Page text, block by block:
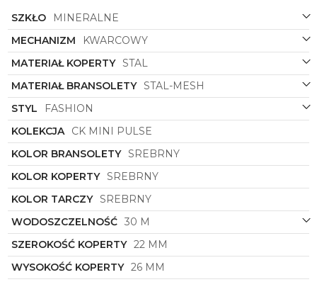
Koperta wykonana z wysokogatunkowej stali
szlachetnej gwarantuje nienaganny, surowy wygląd
oraz optymalne dopasowanie do codziennego
użytkowania. Chłodny, srebrny odcień dominujący w
strukturze obudowy tworzy harmonijną całość,
idealnie wpisując się w dynamiczny rytm dnia.
Wyrazistym elementem projektu jest bransoleta
typu mesh, wykonana z drobno plecionej stali.
Rozwiązanie to subtelnie łączy biżuteryjny
charakter z czystością formy, zapewniając
wyjątkowy komfort oraz idealne układanie się na
nadgarstku.
Unikalna, szeroka koperta o prostokątnym kształcie
wprowadza do projektu geometryczną
nowoczesność. W jej centralnej części osadzono
minimalistyczną, okrągłą tarczę z efektem szlifu
słonecznego w srebrnej tonacji, ozdobioną
subtelnym logo marki. Ten kontrast form nadaje
modelowiCalvin Klein 25100135
SZKŁO
MINERALNE
MECHANIZM
KWARCOWY
MATERIAŁ KOPERTY STAL
MATERIAŁ BRANSOLETY STAL-MESH
STYL
FASHION
KOLEKCJA CK MINI PULSE
KOLOR BRANSOLETY SREBRNY
KOLOR KOPERTY SREBRNY
KOLOR TARCZY SREBRNY
WODOSZCZELNOŚĆ 30 M
SZEROKOŚĆ KOPERTY 22 MM
WYSOKOŚĆ KOPERTY 26 MM